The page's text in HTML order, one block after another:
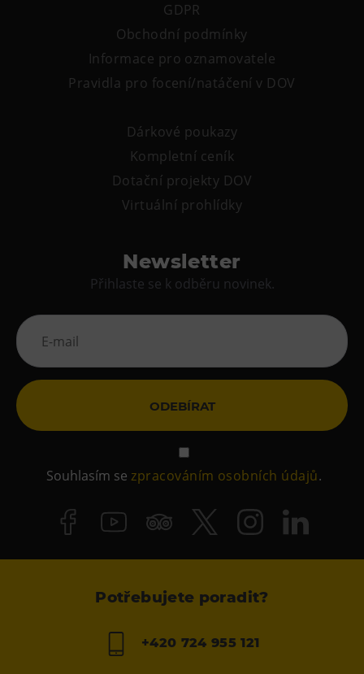
GDPR
Obchodní podmínky
Informace pro oznamovatele
Pravidla pro focení/natáčení v DOV
Dárkové poukazy
Kompletní ceník
Dotační projekty DOV
Virtuální prohlídky
Newsletter
Přihlaste se k odběru novinek.
ODEBÍRAT
Souhlasím sezpracováním osobních údajů.
Potřebujete poradit?
+420 724 955 121